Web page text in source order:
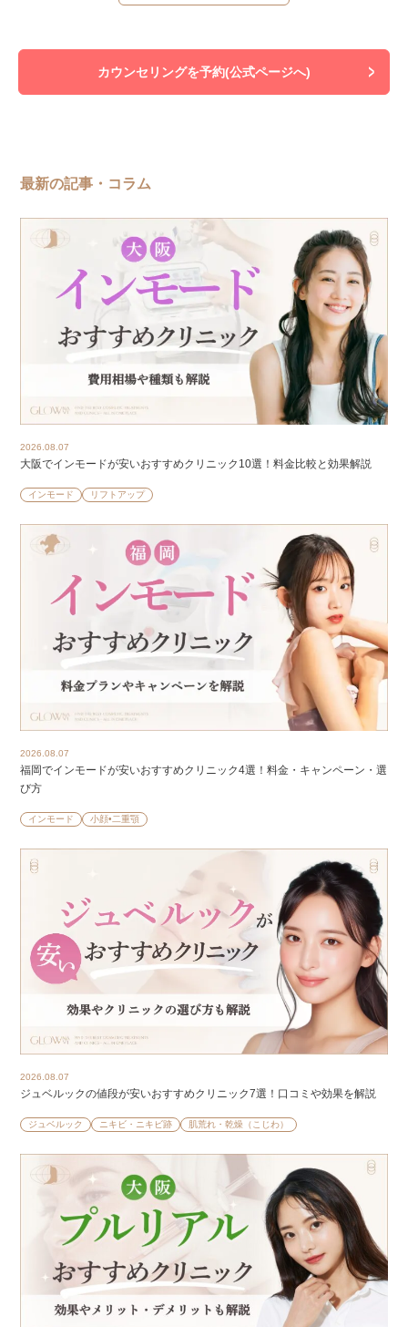
カウンセリングを予約(公式ページへ)
最新の記事・コラム
2026.08.07
大阪でインモードが安いおすすめクリニック10選！料金比較と効果解説
インモード リフトアップ
2026.08.07
福岡でインモードが安いおすすめクリニック4選！料金・キャンペーン・選
び方
インモード 小顔•二重顎
2026.08.07
ジュベルックの値段が安いおすすめクリニック7選！口コミや効果を解説
ジュベルック ニキビ・ニキビ跡 肌荒れ・乾燥（こじわ）